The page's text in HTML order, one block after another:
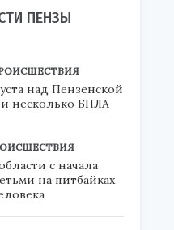
ПЕНЗЫ
над Пензенской
несколько БПЛА
с начала
на питбайках